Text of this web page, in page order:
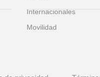
Internacionales
Movilidad